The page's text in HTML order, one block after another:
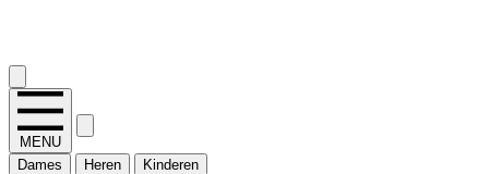
MENU
Dames
Heren Kinderen